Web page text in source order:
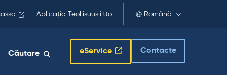
Aplicația Teollisuusliitto Română
Căutare eService Contacte